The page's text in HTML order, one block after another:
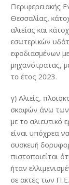
Περιφερειακής
Θεσσαλίας,
αλιείας και
εσωτερικών
εφοδιασμένων με
μηχανότρατας,
το έτος 2023.
γ) Αλιείς,
σκαφών άνω των
με το αλιευτικό
είναι υπόχρεα
συσκευή
πιστοποιείται
ήταν
σε ακτές των